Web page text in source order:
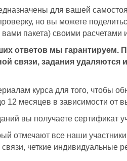
для вашей
но вы можете
пакета) своими расчетами
ответов мы гарантируем.
связи, задания удаляются
курса для того, чтобы
12 месяцев в зависимости от
вы получаете сертификат
отмечают все наши
четкие индивидуальные